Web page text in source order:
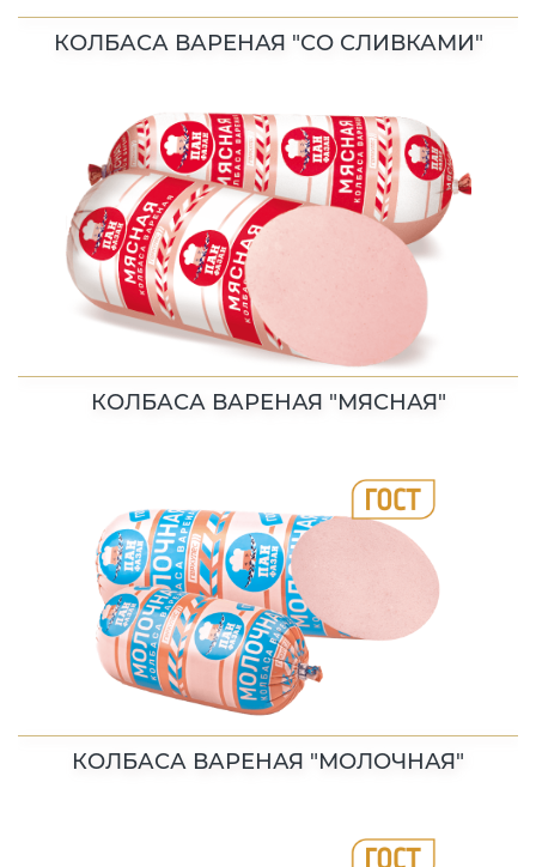
КОЛБАСА ВАРЕНАЯ "СО СЛИВКАМИ"
КОЛБАСА ВАРЕНАЯ "МЯСНАЯ"
КОЛБАСА ВАРЕНАЯ "МОЛОЧНАЯ"